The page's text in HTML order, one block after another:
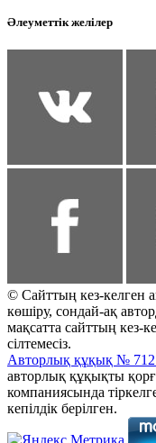
Әлеуметтік желілер
© Сайттың кез-
көшіру, сондай-ақ
мақсатта сайттың кез-
сілтемесіз.
Авторлық құқық №
авторлық құқықты
компаниясында
кепілдік берілген.